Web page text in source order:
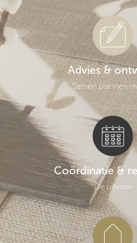
Advies &
Samen plannen
Coördinatie &
De uitvoer